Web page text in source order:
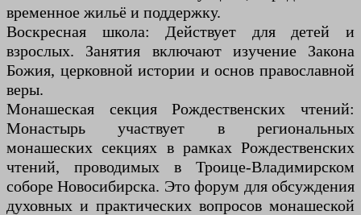
временное жильё и поддержку.
Воскресная школа: Действует для детей и
взрослых. Занятия включают изучение Закона
Божия, церковной истории и основ православной
веры.
Монашеская секция Рождественских чтений:
Монастырь участвует в региональных
монашеских секциях в рамках Рождественских
чтений, проводимых в Троице-Владимирском
соборе Новосибирска. Это форум для обсуждения
духовных и практических вопросов монашеской